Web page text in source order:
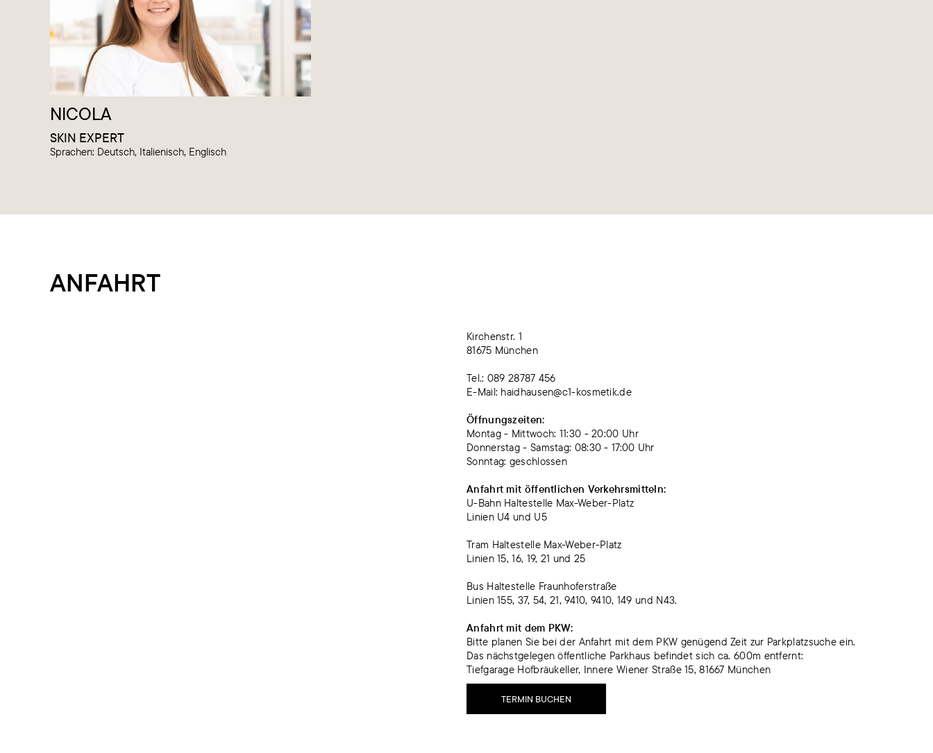
NICOLA
SKIN EXPERT
Sprachen: Deutsch, Italienisch, Englisch
ANFAHRT
Kirchenstr. 1
81675 München
Tel.: 089 28787 456
E-Mail: haidhausen@c1-kosmetik.de
Öffnungszeiten:
Montag - Mittwoch: 11:30 - 20:00 Uhr
Donnerstag - Samstag: 08:30 - 17:00 Uhr
Sonntag: geschlossen
Anfahrt mit öffentlichen Verkehrsmitteln:
U-Bahn Haltestelle Max-Weber-Platz
Linien U4 und U5
Tram Haltestelle Max-Weber-Platz
Linien 15, 16, 19, 21 und 25
Bus Haltestelle Fraunhoferstraße
Linien 155, 37, 54, 21, 9410, 9410, 149 und N43.
Anfahrt mit dem PKW:
Bitte planen Sie bei der Anfahrt mit dem PKW genügend Zeit zur Parkplatzsuche ein.
Das nächstgelegen öffentliche Parkhaus befindet sich ca. 600m entfernt:
Tiefgarage Hofbräukeller, Innere Wiener Straße 15, 81667 München
TERMIN BUCHEN